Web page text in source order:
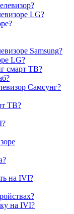
LG?
Samsung?
LG?
смарт ТВ?
Самсунг?
ТВ?
на IVI?
на IVI?